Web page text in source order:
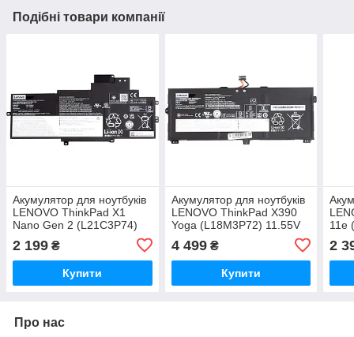
Подібні товари компанії
Акумулятор для ноутбуків
LENOVO ThinkPad X1
Nano Gen 2 (L21C3P74)
11.61V 4270mAh (original)
2 199 ₴
Купити
Акумулятор для ноутбуків
LENOVO ThinkPad X390
Yoga (L18M3P72) 11.55V
4 499₴
Купити
11e
2
Про нас